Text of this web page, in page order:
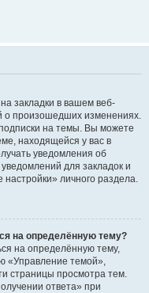
закладки в вашем веб-
о произошедших изменениях.
на темы. Вы можете
находящейся у вас в
уведомления об
для закладок и
личного раздела.
на определённую тему?
на определённую тему,
«Управление темой»,
страницы просмотра тем.
ответа» при